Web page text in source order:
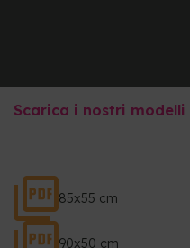
Scarica i nostri modelli
85x55 cm
90x50 cm